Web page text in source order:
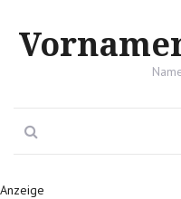
Anzeige